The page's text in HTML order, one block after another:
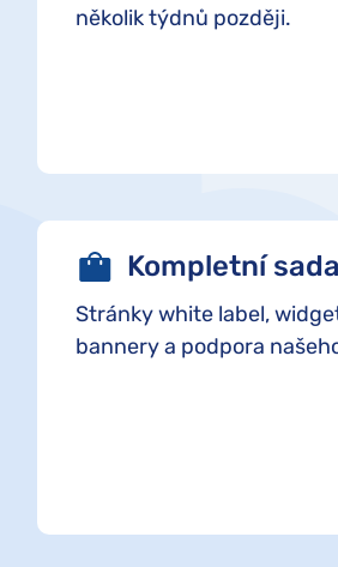
několik týdnů později.
Kompletní
Stránky white label,
bannery a podpora